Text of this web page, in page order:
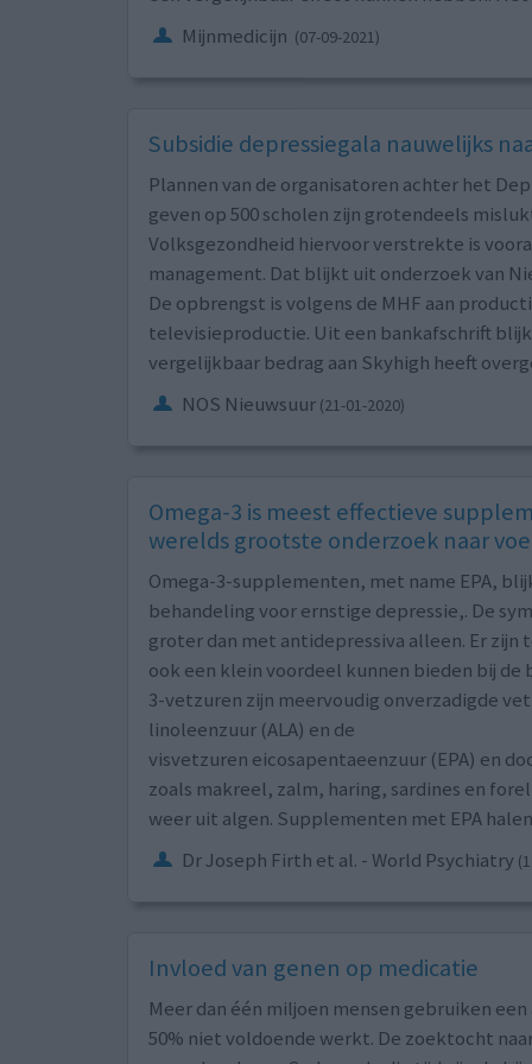
Mijnmedicijn (07-09-2021)
Subsidie depressiegala nauwelijks
Plannen van de organisatoren achter het
geven op 500 scholen zijn grotendeels
Volksgezondheid hiervoor verstrekte is
management. Dat blijkt uit onderzoek van
De opbrengst is volgens de MHF aan
televisieproductie. Uit een bankafschrift
vergelijkbaar bedrag aan Skyhigh heeft
NOS Nieuwsuur (21-01-2020)
Omega-3 is meest effectieve
werelds grootste onderzoek naar
Omega-3-supplementen, met name EPA,
behandeling voor ernstige depressie,. De
groter dan met antidepressiva alleen. Er
ook een klein voordeel kunnen bieden bij de
3-vetzuren zijn meervoudig onverzadigde
linoleenzuur (ALA) en de
visvetzuren eicosapentaeenzuur (EPA) en
zoals makreel, zalm, haring, sardines en
weer uit algen. Supplementen met EPA
Dr Joseph Firth et al. - World Psychiatry
Invloed van genen op medicatie
Meer dan één miljoen mensen gebruiken
50% niet voldoende werkt. De zoektocht